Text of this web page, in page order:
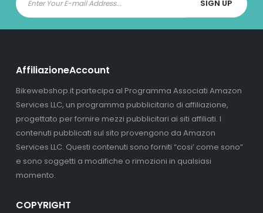
AffiliazioneAccount
Bikewebshop.it partecipa al Programma Associati Amazon
Services LLC, un programma pubblicitario di affiliazione,
progettato per fornire mezzi pubblicitari ai siti affiliati. I
contenuti pubblicati sul sito provengono da Amazon
Services LLC. Questi contenuti sono forniti “cosi’ come sono”
e sono soggetti a modifiche o rimozioni in qualsiasi
momento.
COPYRIGHT